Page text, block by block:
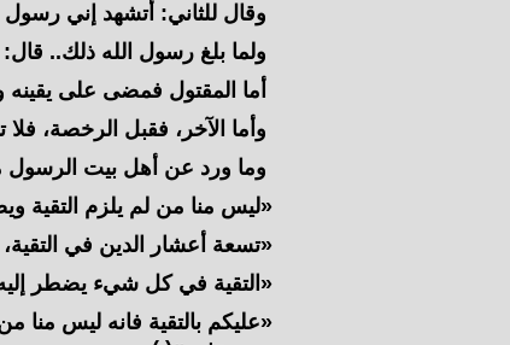
وقال للثاني: أتشهد إني رسول
ولما بلغ رسول الله ذلك.‏. قال:
أما المقتول فمضى على يقينه
وأما الآخر، فقبل الرخصة، فلا
وما ورد عن أهل بيت الرسول
«ليس منا من لم يلزم التقية
«تسعة أعشار الدين في التقية،
«التقية في كل شيء يضطر إليه
«عليكم بالتقية فانه ليس منا